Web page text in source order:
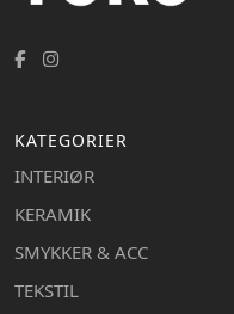
KATEGORIER
INTERIØR
KERAMIK
SMYKKER & ACC
TEKSTIL